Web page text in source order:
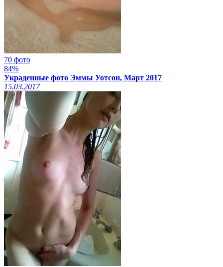
70 фото
84%
Украденные фото Эммы Уотсон, Март 2017
15.03.2017